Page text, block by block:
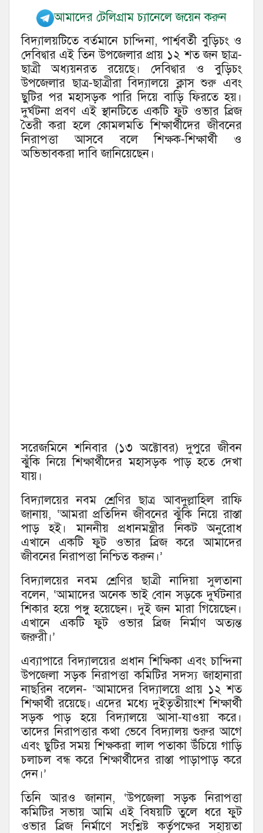
আমাদের টেলিগ্রাম চ্যানেলে জয়েন করুন
বিদ্যালয়টিতে বর্তমানে চান্দিনা, পার্শ্ববর্তী বুড়িচং ও
দেবিদ্বার এই তিন উপজেলার প্রায় ১২ শত জন ছাত্র-
ছাত্রী অধ্যয়নরত রয়েছে। দেবিদ্বার ও বুড়িচং
উপজেলার ছাত্র-ছাত্রীরা বিদ্যালয়ে ক্লাস শুরু এবং
ছুটির পর মহাসড়ক পারি দিয়ে বাড়ি ফিরতে হয়।
দুর্ঘটনা প্রবণ এই স্থানটিতে একটি ফুট ওভার ব্রিজ
তৈরী করা হলে কোমলমতি শিক্ষার্থীদের জীবনের
নিরাপত্তা আসবে বলে শিক্ষক-শিক্ষার্থী ও
অভিভাবকরা দাবি জানিয়েছেন।
সরেজমিনে শনিবার (১৩ অক্টোবর) দুপুরে জীবন
ঝুঁকি নিয়ে শিক্ষার্থীদের মহাসড়ক পাড় হতে দেখা
যায়।
বিদ্যালয়ের নবম শ্রেণির ছাত্র আবদুল্লাহিল রাফি
জানায়, ‘আমরা প্রতিদিন জীবনের ঝুঁকি নিয়ে রাস্তা
পাড় হই। মাননীয় প্রধানমন্ত্রীর নিকট অনুরোধ
এখানে একটি ফুট ওভার ব্রিজ করে আমাদের
জীবনের নিরাপত্তা নিশ্চিত করুন।’
বিদ্যালয়ের নবম শ্রেণির ছাত্রী নাদিয়া সুলতানা
বলেন, ‘আমাদের অনেক ভাই বোন সড়কে দুর্ঘটনার
শিকার হয়ে পঙ্গু হয়েছেন। দুই জন মারা গিয়েছেন।
এখানে একটি ফুট ওভার ব্রিজ নির্মাণ অত্যন্ত
জরুরী।’
এব্যাপারে বিদ্যালয়ের প্রধান শিক্ষিকা এবং চান্দিনা
উপজেলা সড়ক নিরাপত্তা কমিটির সদস্য জাহানারা
নাছরিন বলেন- ‘আমাদের বিদ্যালয়ে প্রায় ১২ শত
শিক্ষার্থী রয়েছে। এদের মধ্যে দুইতৃতীয়াংশ শিক্ষার্থী
সড়ক পাড় হয়ে বিদ্যালয়ে আসা-যাওয়া করে।
তাদের নিরাপত্তার কথা ভেবে বিদ্যালয় শুরুর আগে
এবং ছুটির সময় শিক্ষকরা লাল পতাকা উঁচিয়ে গাড়ি
চলাচল বন্ধ করে শিক্ষার্থীদের রাস্তা পাড়াপাড় করে
দেন।’
তিনি আরও জানান, ‘উপজেলা সড়ক নিরাপত্তা
কমিটির সভায় আমি এই বিষয়টি তুলে ধরে ফুট
ওভার ব্রিজ নির্মাণে সংশ্লিষ্ট কর্তৃপক্ষের সহায়তা